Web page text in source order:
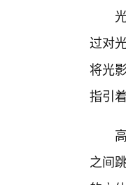
过对
将光
指引
之间